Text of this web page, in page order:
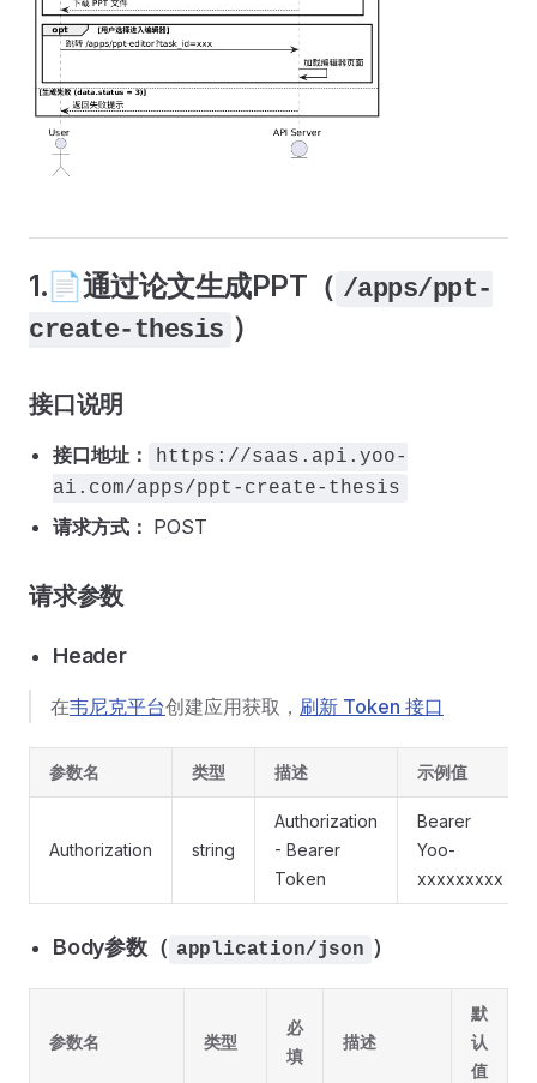
1.📄通过论文生成PPT（ /apps/ppt-
create-thesis ）
接口说明
接口地址：
https://saas.api.yoo-
ai.com/apps/ppt-create-thesis
请求方式： POST
请求参数
Header
在韦尼克平台创建应用获取， 刷新 Token 接口
参数名 类型 描述 示例值
Authorization string
Authorization
- Bearer
Token
Bearer
Yoo-
xxxxxxxxx
Body参数（ application/json ）
参数名 类型
必
填
描述
默
认
值